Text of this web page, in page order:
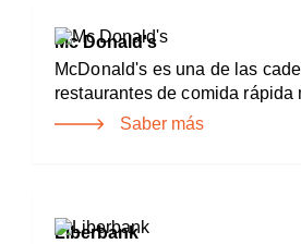
Mc Donald's
McDonald's es una de las
restaurantes de comida rápida
Saber más
Liberbank